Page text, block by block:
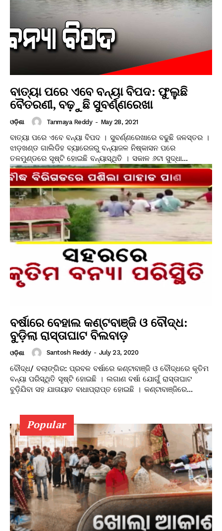
ବାତ୍ୟା ପରେ ଏବେ ବନ୍ୟା ବିପଦ: ଫୁଲୁଛି
ବୈତରଣୀ, ବଢ଼ୁଛି ସୁବର୍ଣ୍ଣରେଖା
ଓଡ଼ିଶା Tanmaya Reddy - May 28, 2021
ବାତ୍ୟା ପରେ ଏବେ ବନ୍ୟା ବିପଦ । ସୁବର୍ଣ୍ଣରେଖାରେ ବଢୁଛି ଜଳସ୍ତର ।
ଝାଡ଼ଖଣ୍ଡ ଗାଲିଡିହ ବ୍ୟାରେଜରୁ ବନ୍ୟାଜଳ ନିଷ୍କାସନ ପରେ
ତଳମୁଣ୍ଡରେ ସୃଷ୍ଟି ହୋଇଛି ବନ୍ୟାସ୍ଥିତି । ସକାଳ ୬ଟା ସୁଦ୍ଧା...
ବର୍ଷାରେ ବେହାଲ କଣ୍ଟବାଞ୍ଜି ଓ ବୌଦ୍ଧ:
ବୁଡ଼ିଲା ରାସ୍ତାଘାଟ ବିଲବାଡ଼
ଓଡ଼ିଶା Santosh Reddy - July 23, 2020
ବୌଦ୍ଧ/ ବଲାଙ୍ଗିର: ପ୍ରବଳ ବର୍ଷାରେ କଣ୍ଟାବାଞ୍ଜି ଓ ବୌଦ୍ଧରେ କୃତିମ
ବନ୍ୟା ପରିସ୍ଥିତି ସୃଷ୍ଟି ହୋଇଛି । ଲଗାଣ ବର୍ଷା ଯୋଗୁଁ ରାସ୍ତାଘାଟ
ବୁଡ଼ିଯିବା ସହ ଯାତାୟାତ ବାଧାପ୍ରାପ୍ତ ହୋଇଛି । କଣ୍ଟାବାଞ୍ଜିରେ...
Popular